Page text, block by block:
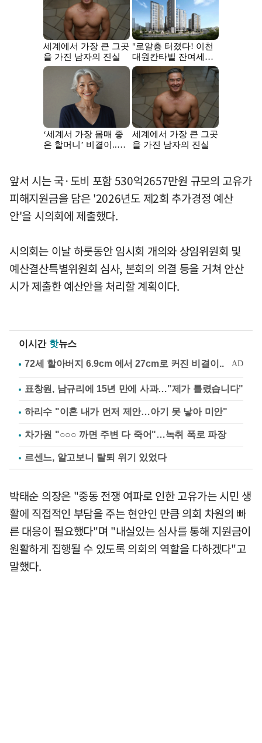
앞서 시는 국·도비 포함 530억2657만원 규모의 고유가
피해지원금을 담은 '2026년도 제2회 추가경정 예산
안'을 시의회에 제출했다.
시의회는 이날 하룻동안 임시회 개의와 상임위원회 및
예산결산특별위원회 심사, 본회의 의결 등을 거쳐 안산
시가 제출한 예산안을 처리할 계획이다.
이시간 핫뉴스
표창원, 남규리에 15년 만에 사과…"제가 틀렸습니다"
하리수 "이혼 내가 먼저 제안…아기 못 낳아 미안"
차가원 "○○○ 까면 주변 다 죽어"…녹취 폭로 파장
르센느, 알고보니 탈퇴 위기 있었다
박태순 의장은 "중동 전쟁 여파로 인한 고유가는 시민 생
활에 직접적인 부담을 주는 현안인 만큼 의회 차원의 빠
른 대응이 필요했다"며 "내실있는 심사를 통해 지원금이
원활하게 집행될 수 있도록 의회의 역할을 다하겠다"고
말했다.